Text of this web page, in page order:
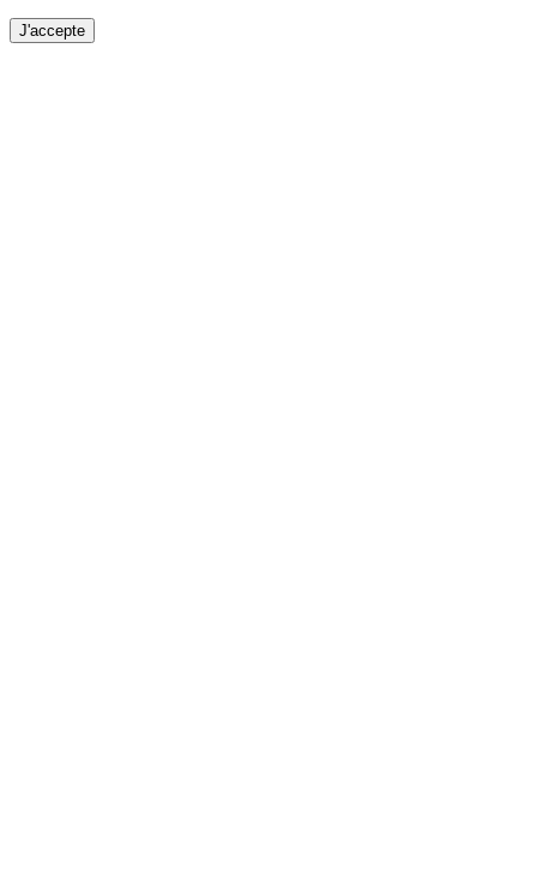
J'accepte